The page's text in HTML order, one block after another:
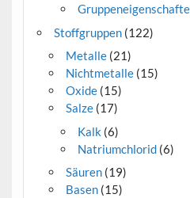
Stoffgruppen(122)
Metalle(21)
Nichtmetalle(15)
Oxide(15)
Salze(17)
Kalk (6)
Natriumchlorid (6)
Säuren(19)
Basen(15)